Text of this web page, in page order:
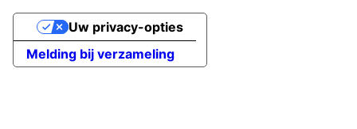
Melding bij verzameling
Uw privacy-opties